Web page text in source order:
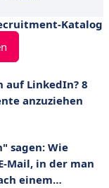
Katalog
LinkedIn? 8
anzuziehen
sagen: Wie
Mail, in der man
einem